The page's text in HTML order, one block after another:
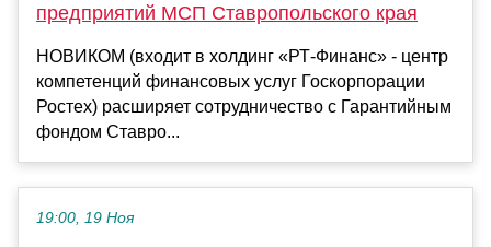
предприятий МСП Ставропольского края
НОВИКОМ (входит в холдинг «РТ-Финанс» - центр
компетенций финансовых услуг Госкорпорации
Ростех) расширяет сотрудничество с Гарантийным
фондом Ставро...
19:00, 19 Ноя